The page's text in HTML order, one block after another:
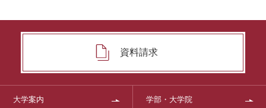
資料請求
大学案内 学部・大学院